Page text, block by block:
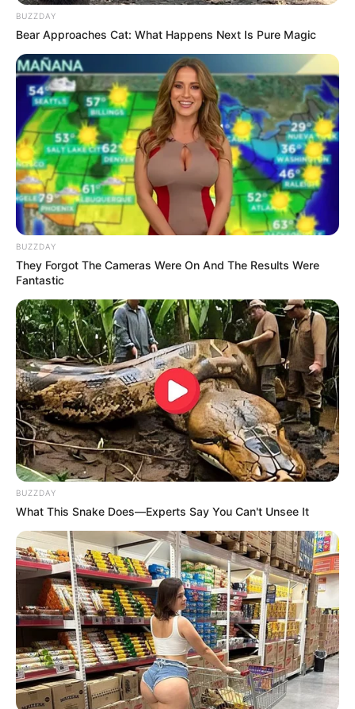
TÍTULO EXPLOSIVO: ¡SE NOS VINO EL CIELO
ABAJO! LA IMAGEN QUE PARALIZÓ A
MÉXICO: ASÍ, ENTRE FIERROS RETORCIDOS Y
UN SILENCIO SEPULCRAL, ENCONTRARON LA
NAVE DEL ÍDOLO DEL MOMENTO. ¿DÓNDE
ESTÁ ÉL? ¿QUÉ PASÓ REALMENTE EN ESA
CARRETERA MALDITA? ¡DESTAPAMOS LA
CLOACA DEL “…VER MÁS” QUE TE DEJÓ SIN
ALIENTO!
BUZZDAY
Bear Approaches Cat: What Happens Next Is Pure Magic
BUZZDAY
They Forgot The Cameras Were On And The Results Were
Fantastic
BUZZDAY
What This Snake Does—Experts Say You Can't Unsee It